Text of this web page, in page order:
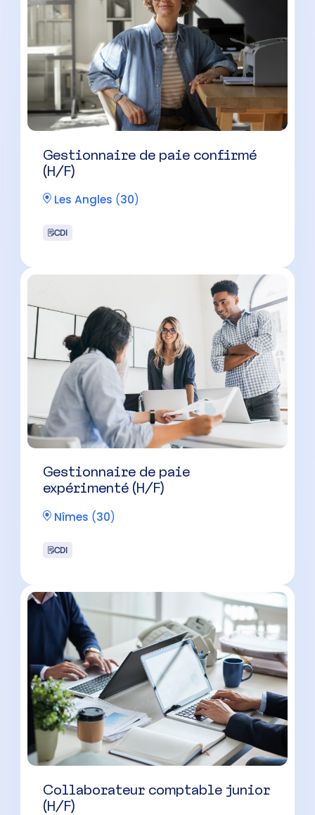
Gestionnaire de paie confirmé
(H/F)
Les Angles (30)
CDI
Gestionnaire de paie
expérimenté (H/F)
Nîmes (30)
CDI
Collaborateur comptable junior
(H/F)